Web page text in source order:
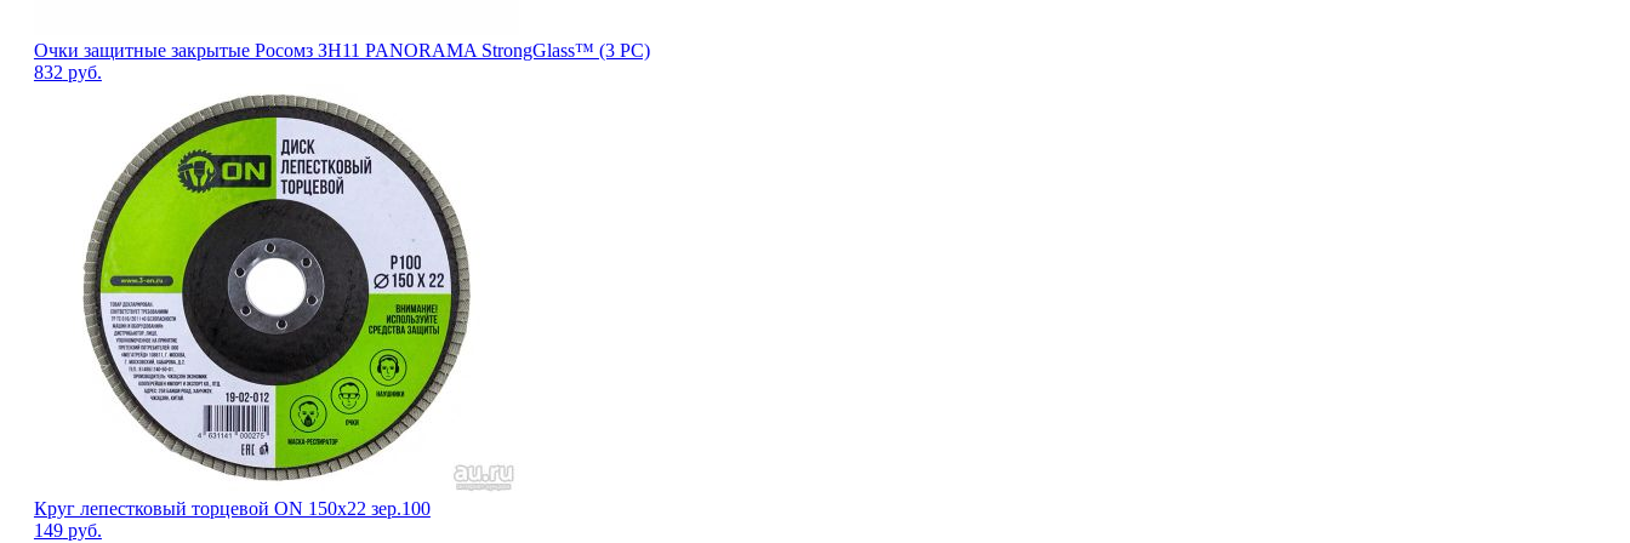
Очки защитные закрытые Росомз ЗН11 PANORAMA StrongGlass™ (3 РС)
832 руб.
Круг лепестковый торцевой ON 150x22 зер.100
149 руб.